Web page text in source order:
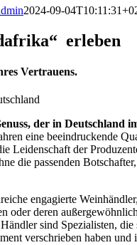
2024-09-
erleben
Vertrauens.
der in Deutschland
eine beeindruckende
Leidenschaft der
die passenden
engagierte
oder deren
sind Spezialisten,
verschrieben haben